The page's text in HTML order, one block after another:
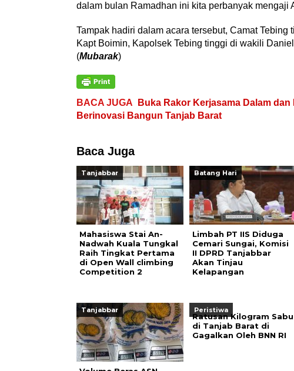
dalam bulan Ramadhan ini kita perbanyak mengaji
Tampak hadiri dalam acara tersebut, Camat
Kapt Boimin, Kapolsek Tebing tinggi di wakili
(Mubarak)
BACA JUGA
Buka Rakor Kerjasama Dalam
Berinovasi Bangun Tanjab Barat
Baca Juga
Tanjabbar
Mahasiswa Stai An-
Nadwah Kuala Tungkal
Raih Tingkat Pertama
di Open Wall climbing
Competition 2
Batang Hari
Limbah PT IIS Diduga
Cemari Sungai, Komisi
II DPRD Tanjabbar
Akan Tinjau
Kelapangan
Tanjabbar Peristiwa
Ratusan Kilogram Sabu
di Tanjab Barat di
Gagalkan Oleh BNN RI